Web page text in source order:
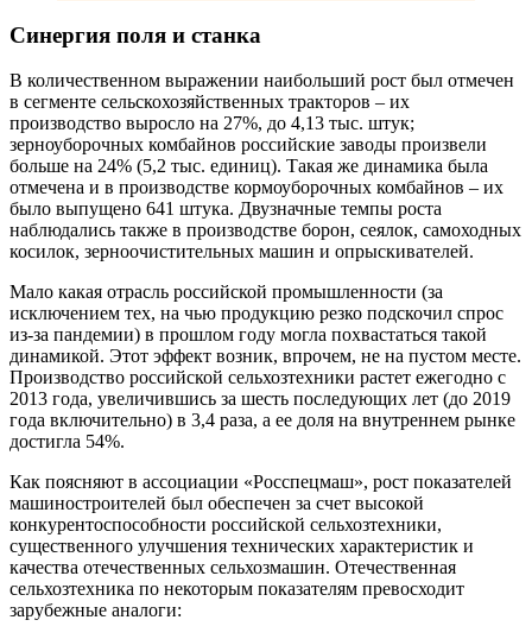
Синергия поля и станка
В количественном выражении наибольший рост был отмечен
в сегменте сельскохозяйственных тракторов – их
производство выросло на 27%, до 4,13 тыс. штук;
зерноуборочных комбайнов российские заводы произвели
больше на 24% (5,2 тыс. единиц). Такая же динамика была
отмечена и в производстве кормоуборочных комбайнов – их
было выпущено 641 штука. Двузначные темпы роста
наблюдались также в производстве борон, сеялок, самоходных
косилок, зерноочистительных машин и опрыскивателей.
Мало какая отрасль российской промышленности (за
исключением тех, на чью продукцию резко подскочил спрос
из-за пандемии) в прошлом году могла похвастаться такой
динамикой. Этот эффект возник, впрочем, не на пустом месте.
Производство российской сельхозтехники растет ежегодно с
2013 года, увеличившись за шесть последующих лет (до 2019
года включительно) в 3,4 раза, а ее доля на внутреннем рынке
достигла 54%.
Как поясняют в ассоциации «Росспецмаш», рост показателей
машиностроителей был обеспечен за счет высокой
конкурентоспособности российской сельхозтехники,
существенного улучшения технических характеристик и
качества отечественных сельхозмашин. Отечественная
сельхозтехника по некоторым показателям превосходит
зарубежные аналоги: